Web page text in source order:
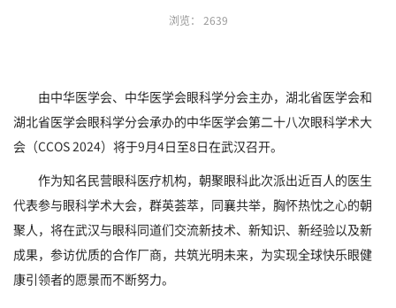
浏览： 2639
由中华医学会、中华医学会眼科学分会主办，湖北省医学会和
湖北省医学会眼科学分会承办的中华医学会第二十八次眼科学术大
会（CCOS 2024）将于9月4日至8日在武汉召开。
作为知名民营眼科医疗机构，朝聚眼科此次派出近百人的医生
代表参与眼科学术大会，群英荟萃，同襄共举，胸怀热忱之心的朝
聚人，将在武汉与眼科同道们交流新技术、新知识、新经验以及新
成果，参访优质的合作厂商，共筑光明未来，为实现全球快乐眼健
康引领者的愿景而不断努力。